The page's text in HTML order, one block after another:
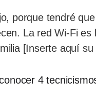
porque tendré
La red Wi-Fi es
[Inserte aquí su
4